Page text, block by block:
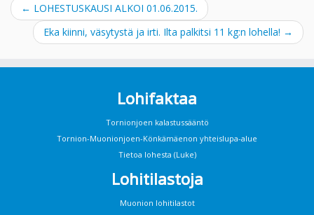
← LOHESTUSKAUSI ALKOI 01.06.2015.
Eka kiinni, väsytystä ja irti. Ilta palkitsi 11 kg:n lohella! →
Lohifaktaa
Tornionjoen kalastussääntö
Tornion-Muonionjoen-Könkämäenon yhteislupa-alue
Tietoa lohesta (Luke)
Lohitilastoja
Muonion lohitilastot